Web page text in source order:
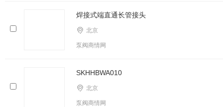
焊接式端直通长管接头
北京
泵阀商情网
SKHHBWA010
北京
泵阀商情网